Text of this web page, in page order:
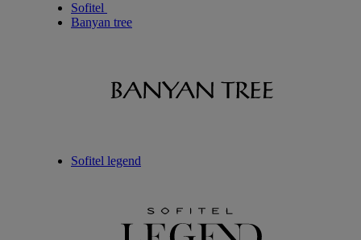
Sofitel
Banyan tree
Sofitel legend